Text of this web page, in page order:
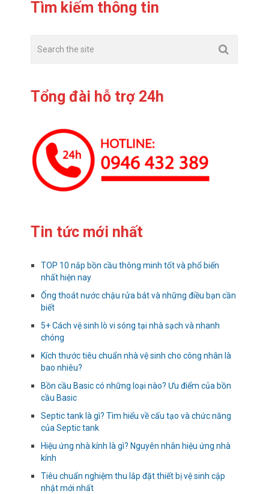
Tìm kiếm thông tin
Tổng đài hỗ trợ 24h
Tin tức mới nhất
TOP 10 nắp bồn cầu thông minh tốt và phổ biến
nhất hiện nay
Ống thoát nước chậu rửa bát và những điều bạn cần
biết
5+ Cách vệ sinh lò vi sóng tại nhà sạch và nhanh
chóng
Kích thước tiêu chuẩn nhà vệ sinh cho công nhân là
bao nhiêu?
Bồn cầu Basic có những loại nào? Ưu điểm của bồn
cầu Basic
Septic tank là gì? Tìm hiểu về cấu tạo và chức năng
của Septic tank
Hiệu ứng nhà kính là gì? Nguyên nhân hiệu ứng nhà
kính
Tiêu chuẩn nghiệm thu lắp đặt thiết bị vệ sinh cập
nhật mới nhất